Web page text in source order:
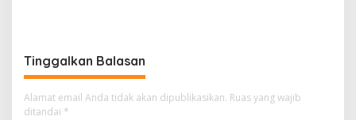
Tinggalkan Balasan
Alamat email Anda tidak akan dipublikasikan. Ruas yang wajib
ditandai *